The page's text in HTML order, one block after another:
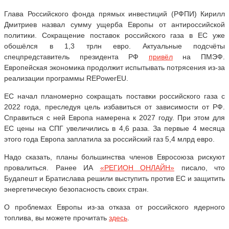
Глава Российского фонда прямых инвестиций (РФПИ) Кирилл
Дмитриев назвал сумму ущерба Европы от антироссийской
политики. Сокращение поставок российского газа в ЕС уже
обошёлся в 1,3 трлн евро. Актуальные подсчёты
спецпредставитель президента РФ привёлна ПМЭФ.
Европейская экономика продолжит испытывать потрясения из-за
реализации программы REPowerEU.
ЕС начал планомерно сокращать поставки российского газа с
2022 года, преследуя цель избавиться от зависимости от РФ.
Справиться с ней Европа намерена к 2027 году. При этом для
ЕС цены на СПГ увеличились в 4,6 раза. За первые 4 месяца
этого года Европа заплатила за российский газ 5,4 млрд евро.
Надо сказать, планы большинства членов Евросоюза рискуют
провалиться. Ранее ИА «РЕГИОН ОНЛАЙН» писало, что
Будапешт и Братислава решили выступить против ЕС и защитить
энергетическую безопасность своих стран.
О проблемах Европы из-за отказа от российского ядерного
топлива, вы можете прочитать здесь